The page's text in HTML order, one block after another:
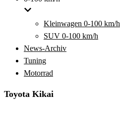
Kleinwagen 0-100 km/h
SUV 0-100 km/h
News-Archiv
Tuning
Motorrad
Toyota Kikai